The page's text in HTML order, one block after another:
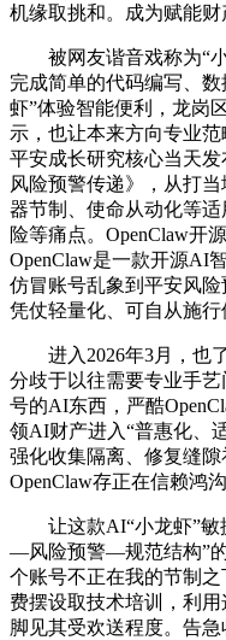
机缘取挑和。成为赋能财
被网友谐音戏称为“小
完成简单的代码编写、
虾”体验智能便利，龙岗
示，也让本来方向专业
平安成长研究核心当天发
风险预警传递》，从打
器节制、使命从动化等
险等痛点。OpenClaw开
OpenClaw是一款开源AI
仿冒账号乱象到平安风险
凭仗轻量化、可自从施行
进入2026年3月，也了
分歧于以往需要专业手
号的AI东西，严酷
领AI财产进入“普惠化、
强化收集隔离、修复缝
OpenClaw存正在信赖鸿
让这款AI“小龙虾”敏
—风险预警—规范结构”
个账号不正在我的节制
费摆设取技术培训，利用
脚见其受欢送程度。告急